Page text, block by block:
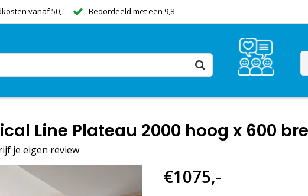
vanaf 50,- Beoordeeld met een 9,8
Line Plateau 2000 hoog x 600
je eigen review
€1075,-